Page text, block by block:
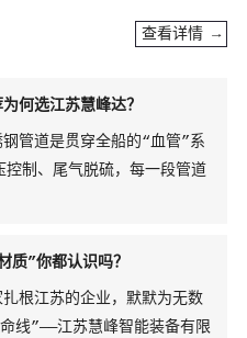
查看详情 →
何选江苏慧峰达？
管道是贯穿全船的“血管”系
制、尾气脱硫，每一段管道
质”你都认识吗？
根江苏的企业，默默为无数
线”——江苏慧峰智能装备有限